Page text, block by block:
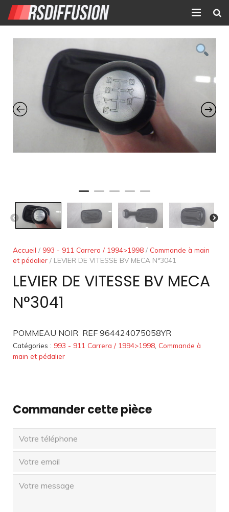
Accueil
Nouvelles annonces
Annonces prolongées
Atelier mécanique
Accueil / 993 - 911 Carrera / 1994>1998 / Commande à main
et pédalier / LEVIER DE VITESSE BV MECA N°3041
LEVIER DE VITESSE BV MECA
N°3041
POMMEAU NOIR REF 964424075058YR
Catégories : 993 - 911 Carrera / 1994>1998, Commande à
main et pédalier
Commander cette pièce